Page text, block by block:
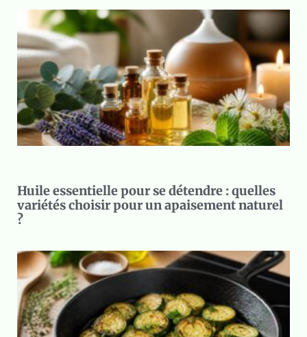
Huile essentielle pour se détendre : quelles
variétés choisir pour un apaisement naturel
?